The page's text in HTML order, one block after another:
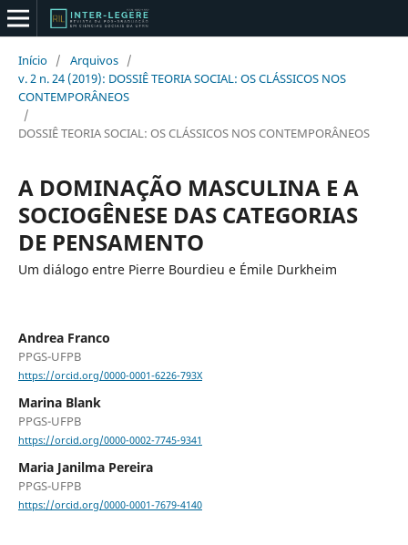
Início / Arquivos /
v. 2 n. 24 (2019): DOSSIÊ TEORIA SOCIAL: OS CLÁSSICOS NOS
CONTEMPORÂNEOS
/
DOSSIÊ TEORIA SOCIAL: OS CLÁSSICOS NOS CONTEMPORÂNEOS
A DOMINAÇÃO MASCULINA E A
SOCIOGÊNESE DAS CATEGORIAS
DE PENSAMENTO
Um diálogo entre Pierre Bourdieu e Émile Durkheim
Andrea Franco
PPGS-UFPB
https://orcid.org/0000-0001-6226-793X
Marina Blank
PPGS-UFPB
https://orcid.org/0000-0002-7745-9341
Maria Janilma Pereira
PPGS-UFPB
https://orcid.org/0000-0001-7679-4140